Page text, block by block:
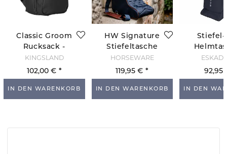
Classic Groom
Rucksack -
Schwarz
KINGSLAND
102,00 €
IN DEN WARENKORB
HW Signature
Stiefeltasche
- Marine
HORSEWARE
119,95 €
IN DEN WARENKORB
Stiefel-
92,95
IN DEN